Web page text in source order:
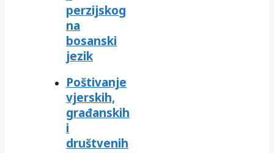
perzijskog
na
bosanski
jezik
Poštivanje
vjerskih,
građanskih
i
društvenih